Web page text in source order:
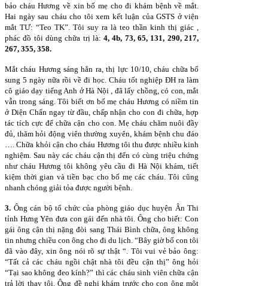
bảo cháu Hương về xin bố mẹ cho đi khám bệnh về mắt.
Hai ngày sau cháu cho tôi xem kết luận của GSTS ở viện
mắt TƯ: “Teo TK”. Tôi suy ra là teo thần kinh thị giác ,
phác đồ tôi dùng chữa trị là:4, 4b, 73, 65, 131, 290, 217,
267, 355, 358.
Mắt cháu Hương sáng hẳn ra, thị lực 10/10, cháu chữa bổ
sung 5 ngày nữa rồi về đi học. Cháu tốt nghiệp ĐH ra làm
cô giáo dạy tiếng Anh ở Hà Nội , đã lấy chồng, có con, mắt
vẫn trong sáng. Tôi biết ơn bố mẹ cháu Hương có niềm tin
ở Diện Chẩn ngay từ đầu, chấp nhận cho con đi chữa, hợp
tác tích cực để chữa cận cho con. Mẹ cháu chăm nuôi đầy
đủ, thăm hỏi động viên thường xuyên, khám bệnh chu đáo
…. Chữa khỏi cận cho cháu Hương tôi thu được nhiều kinh
nghiệm. Sau này các cháu cận thị đến có cùng triệu chứng
như cháu Hương tôi không yêu cầu đi Hà Nội khám, tiết
kiệm thời gian và tiền bạc cho bố mẹ các cháu. Tôi cũng
nhanh chóng giải tỏa được người bệnh.
3. Ông cán bộ tổ chức của phòng giáo dục huyện Ân Thi
tỉnh Hưng Yên đưa con gái đến nhà tôi. Ông cho biết: Con
gái ông cận thị nặng đòi sang Thái Bình chữa, ông không
tin nhưng chiều con ông cho đi du lịch. “Bây giờ bố con tôi
đã vào đây, xin ông nói rõ sự thật “. Tôi vui vẻ bảo ông:
“Tất cả các cháu ngồi chật nhà tôi đều cận thị” ông hỏi
“Tại sao không đeo kính?” thì các cháu sinh viên chữa cận
trả lời thay tôi. Ông đề nghị khám trước cho con ông một